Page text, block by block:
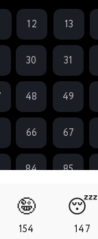
12 13
30 31
48 49
66 67
84 85
102 103
🤪
154
😴
147